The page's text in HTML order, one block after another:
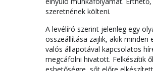
szeretnének költeni.
A levélíró szerint jelenleg egy
összeállítása zajlik, akik minden
valós állapotával kapcsolatos
megcáfolni hivatott. Felkészítik